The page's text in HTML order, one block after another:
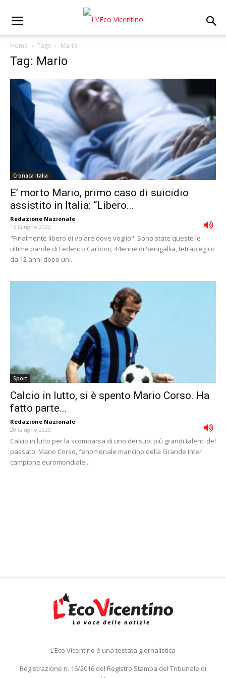
Home Tags Mario
Tag: Mario
Cronaca Italia
E’ morto Mario, primo caso di suicidio
assistito in Italia: “Libero...
Redazione Nazionale -
16 Giugno 2022
"Finalmente libero di volare dove voglio". Sono state queste le
ultime parole di Federico Carboni, 44enne di Senigallia, tetraplegico
da 12 anni dopo un...
Sport
Calcio in lutto, si è spento Mario Corso. Ha
fatto parte...
Redazione Nazionale -
20 Giugno 2020
Calcio in lutto per la scomparsa di uno dei suoi più grandi talenti del
passato. Mario Corso, fenomenale mancino della Grande Inter
campione euromondiale...
L’Eco Vicentino è una testata giornalistica
Registrazione n. 16/2016 del Registro Stampa del Tribunale di